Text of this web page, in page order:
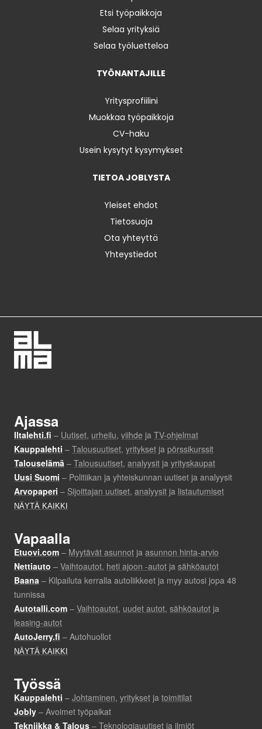
Etsi työpaikkoja
Selaa yrityksiä
Selaa työluetteloa
TYÖNANTAJILLE
Yritysprofiilini
Muokkaa työpaikkoja
CV-haku
Usein kysytyt kysymykset
TIETOA JOBLYSTA
Yleiset ehdot
Tietosuoja
Ota yhteyttä
Yhteystiedot